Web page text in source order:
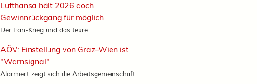
Lufthansa hält 2026 doch
Gewinnrückgang für möglich
Der Iran-Krieg und das teure...
AÖV: Einstellung von Graz–Wien ist
"Warnsignal"
Alarmiert zeigt sich die Arbeitsgemeinschaft...